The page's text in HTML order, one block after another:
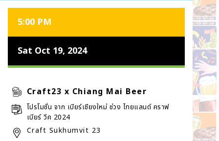
5:00 PM
Sat Oct 19, 2024
Craft23 x Chiang Mai Beer
โปรโมชั่น จาก เบียร์เชียงใหม่ ช่วง ไทยแลนด์ คราฟ
เบียร์ วีค 2024
Craft Sukhumvit 23